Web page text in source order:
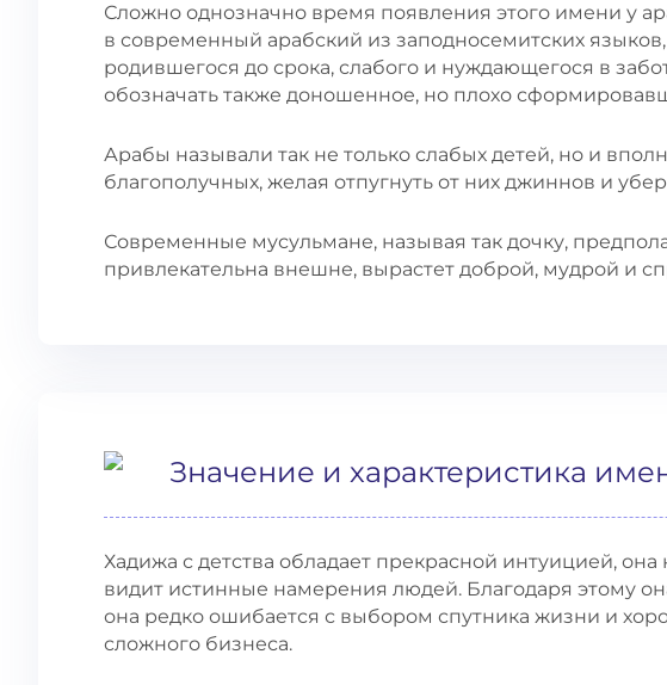
Сложно однозначно время появления этого имени у
в современный арабский из заподносемитских
родившегося до срока, слабого и нуждающегося в
обозначать также доношенное, но плохо
Арабы называли так не только слабых детей, но и
благополучных, желая отпугнуть от них джиннов и
Современные мусульмане, называя так дочку,
привлекательна внешне, вырастет доброй, мудрой и
Значение и характеристика
Хадижа с детства обладает прекрасной интуицией,
видит истинные намерения людей. Благодаря этому
она редко ошибается с выбором спутника жизни и
сложного бизнеса.